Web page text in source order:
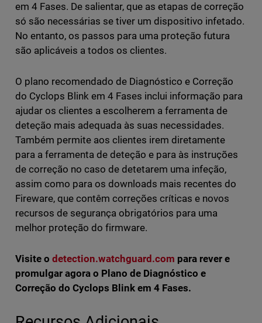
em 4 Fases. De salientar, que as etapas de correção
só são necessárias se tiver um dispositivo infetado.
No entanto, os passos para uma proteção futura
são aplicáveis a todos os clientes.
O plano recomendado de Diagnóstico e Correção
do Cyclops Blink em 4 Fases inclui informação para
ajudar os clientes a escolherem a ferramenta de
deteção mais adequada às suas necessidades.
Também permite aos clientes irem diretamente
para a ferramenta de deteção e para às instruções
de correção no caso de detetarem uma infeção,
assim como para os downloads mais recentes do
Fireware, que contêm correções críticas e novos
recursos de segurança obrigatórios para uma
melhor proteção do firmware.
Visite o detection.watchguard.com para rever e
promulgar agora o Plano de Diagnóstico e
Correção do Cyclops Blink em 4 Fases.